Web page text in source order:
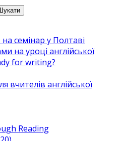
семінар у Полтаві
на уроці англійської
for writing?
вчителів англійської
Reading